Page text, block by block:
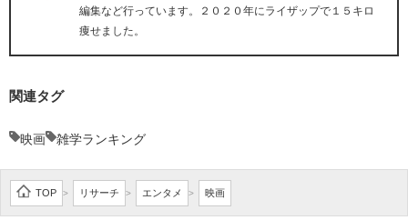
編集など行っています。２０２０年にライザップで１５キロ
痩せました。
関連タグ
映画 雑学ランキング
TOP > リサーチ > エンタメ > 映画